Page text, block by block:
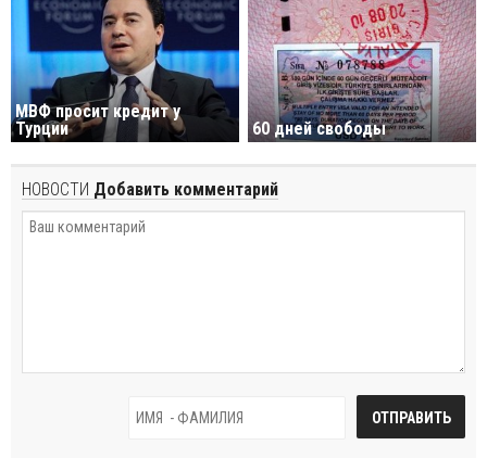
МВФ просит кредит у
Турции
60 дней свободы
НОВОСТИ Добавить комментарий